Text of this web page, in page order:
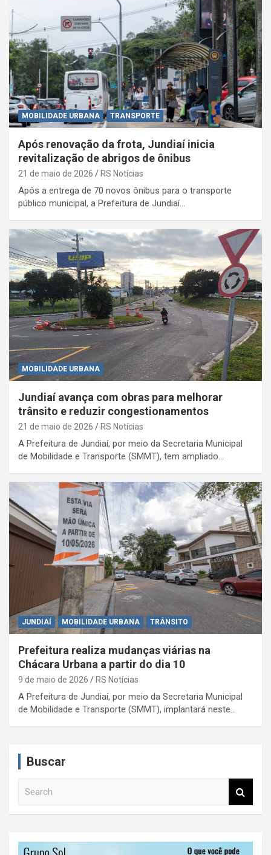
MOBILIDADE URBANA TRANSPORTE
Após renovação da frota, Jundiaí inicia
revitalização de abrigos de ônibus
21 de maio de 2026 RS Notícias
Após a entrega de 70 novos ônibus para o transporte
público municipal, a Prefeitura de Jundiaí…
MOBILIDADE URBANA
Jundiaí avança com obras para melhorar
trânsito e reduzir congestionamentos
21 de maio de 2026 RS Notícias
A Prefeitura de Jundiaí, por meio da Secretaria Municipal
de Mobilidade e Transporte (SMMT), tem ampliado…
JUNDIAÍ MOBILIDADE URBANA TRÂNSITO
Prefeitura realiza mudanças viárias na
Chácara Urbana a partir do dia 10
9 de maio de 2026 RS Notícias
A Prefeitura de Jundiaí, por meio da Secretaria Municipal
de Mobilidade e Transporte (SMMT), implantará neste…
Buscar